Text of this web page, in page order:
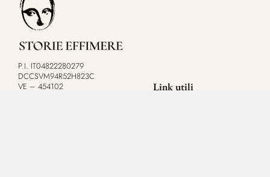
P.I. IT04822280279
DCCSVM94R52H823C
VE – 454102
Link utili